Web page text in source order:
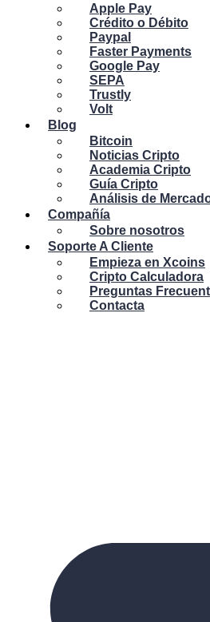
Apple Pay
Crédito o Débito
Paypal
Faster Payments
Google Pay
SEPA
Trustly
Volt
Blog
Bitcoin
Noticias Cripto
Academia Cripto
Guía Cripto
Análisis de
Compañía
Sobre nosotros
Soporte A Cliente
Empieza en Xcoins
Cripto Calculadora
Preguntas
Contacta